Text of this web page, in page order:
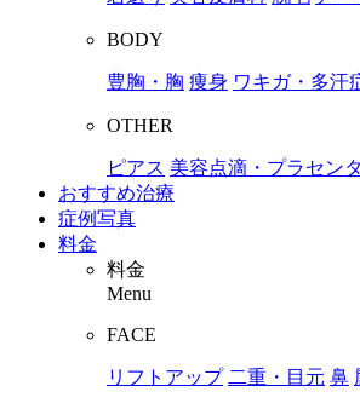
BODY
豊胸・胸 痩身 ワキガ・多汗
OTHER
ピアス 美容点滴・プラセンタ
おすすめ治療
症例写真
料金
料金
Menu
FACE
リフトアップ 二重・目元 鼻